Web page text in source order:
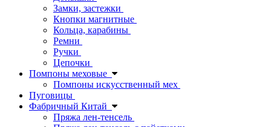
Замки, застежки
Кнопки магнитные
Кольца, карабины
Ремни
Ручки
Цепочки
Помпоны меховые
Помпоны искусственный мех
Пуговицы
Фабричный Китай
Пряжа лен-тенсель